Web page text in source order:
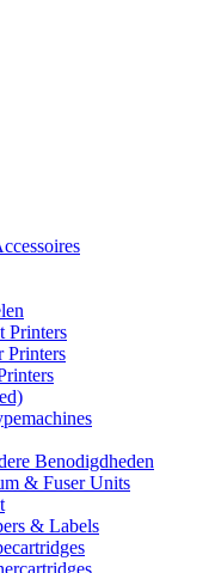
Printers
Printers
Benodigdheden
& Fuser Units
& Labels